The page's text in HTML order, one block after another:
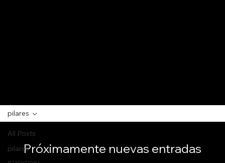
All Posts
pilares
pilares
Próximamente nuevas entradas